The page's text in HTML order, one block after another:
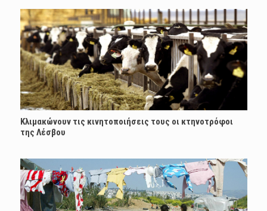
Κλιμακώνουν τις κινητοποιήσεις τους οι κτηνοτρόφοι
της Λέσβου